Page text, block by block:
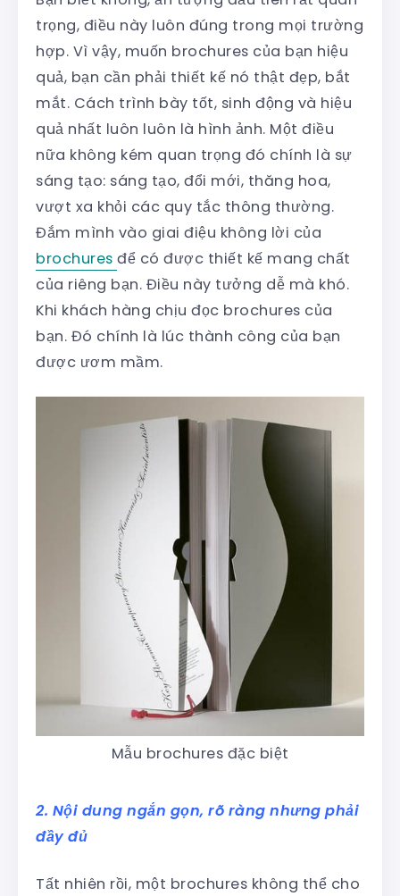
trọng, điều này luôn đúng trong mọi trường
hợp. Vì vậy, muốn brochures của bạn hiệu
quả, bạn cần phải thiết kế nó thật đẹp, bắt
mắt. Cách trình bày tốt, sinh động và hiệu
quả nhất luôn luôn là hình ảnh. Một điều
nữa không kém quan trọng đó chính là sự
sáng tạo: sáng tạo, đổi mới, thăng hoa,
vượt xa khỏi các quy tắc thông thường.
Đắm mình vào giai điệu không lời của
brochures để có được thiết kế mang chất
của riêng bạn. Điều này tưởng dễ mà khó.
Khi khách hàng chịu đọc brochures của
bạn. Đó chính là lúc thành công của bạn
được ươm mầm.
Mẫu brochures đặc biệt
2. Nội dung ngắn gọn, rõ ràng nhưng phải
đầy đủ
Tất nhiên rồi, một brochures không thể cho